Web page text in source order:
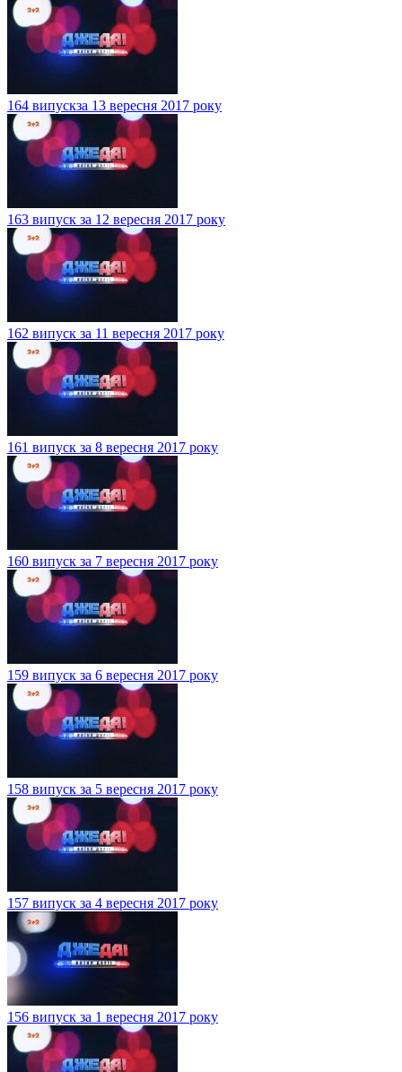
164 випускза 13 вересня 2017 року
163 випуск за 12 вересня 2017 року
162 випуск за 11 вересня 2017 року
161 випуск за 8 вересня 2017 року
160 випуск за 7 вересня 2017 року
159 випуск за 6 вересня 2017 року
158 випуск за 5 вересня 2017 року
157 випуск за 4 вересня 2017 року
156 випуск за 1 вересня 2017 року